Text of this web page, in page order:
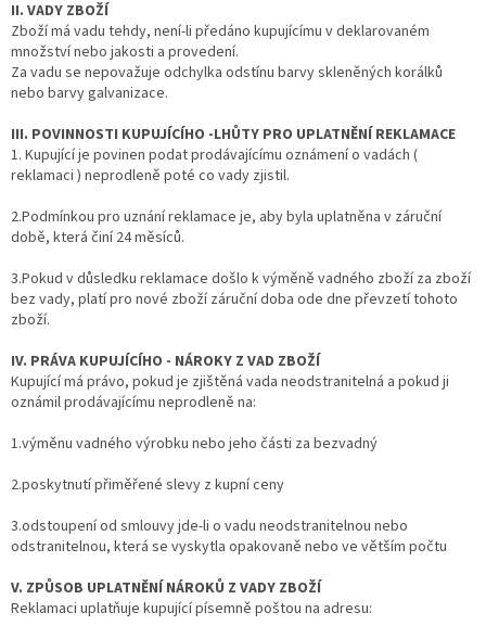
II. VADY ZBOŽÍ
Zboží má vadu tehdy, není-li předáno kupujícímu v deklarovaném
množství nebo jakosti a provedení.
Za vadu se nepovažuje odchylka odstínu barvy skleněných korálků
nebo barvy galvanizace.
III. POVINNOSTI KUPUJÍCÍHO -LHŮTY PRO UPLATNĚNÍ REKLAMACE
1. Kupující je povinen podat prodávajícímu oznámení o vadách (
reklamaci ) neprodleně poté co vady zjistil.
2.Podmínkou pro uznání reklamace je, aby byla uplatněna v záruční
době, která činí 24 měsíců.
3.Pokud v důsledku reklamace došlo k výměně vadného zboží za zboží
bez vady, platí pro nové zboží záruční doba ode dne převzetí tohoto
zboží.
IV. PRÁVA KUPUJÍCÍHO - NÁROKY Z VAD ZBOŽÍ
Kupující má právo, pokud je zjištěná vada neodstranitelná a pokud ji
oznámil prodávajícímu neprodleně na:
1.výměnu vadného výrobku nebo jeho části za bezvadný
2.poskytnutí přiměřené slevy z kupní ceny
3.odstoupení od smlouvy jde-li o vadu neodstranitelnou nebo
odstranitelnou, která se vyskytla opakovaně nebo ve větším počtu
V. ZPŮSOB UPLATNĚNÍ NÁROKŮ Z VADY ZBOŽÍ
Reklamaci uplatňuje kupující písemně poštou na adresu: